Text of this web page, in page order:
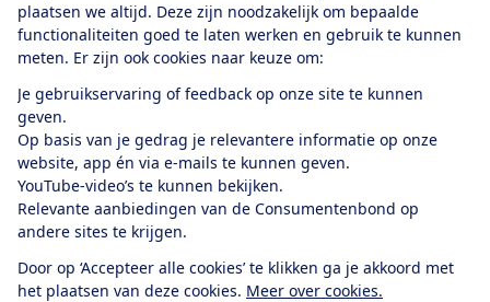
plaatsen we altijd. Deze zijn noodzakelijk om bepaalde
functionaliteiten goed te laten werken en gebruik te kunnen
meten. Er zijn ook cookies naar keuze om:
Je gebruikservaring of feedback op onze site te kunnen
geven.
Op basis van je gedrag je relevantere informatie op onze
website, app én via e-mails te kunnen geven.
YouTube-video’s te kunnen bekijken.
Relevante aanbiedingen van de Consumentenbond op
andere sites te krijgen.
Door op ‘Accepteer alle cookies’ te klikken ga je akkoord met
het plaatsen van deze cookies. Meer over cookies.
Alles over de
app
Algemene Voorwaarden
Privacyverklaring
Cookiebeleid
Privacyvoorkeuren
Toegankelijkheid
RSS-feed nieuws
FacebookTwitterInstagram
YoutubeLinkedIn